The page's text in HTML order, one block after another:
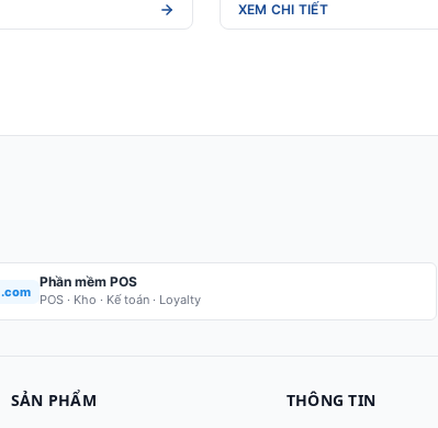
XEM CHI TIẾT
.com
Phần mềm POS
POS · Kho · Kế toán · Loyalty
SẢN PHẨM THÔNG TIN